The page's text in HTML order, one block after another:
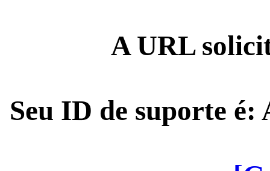
A URL
Seu ID de suporte é: